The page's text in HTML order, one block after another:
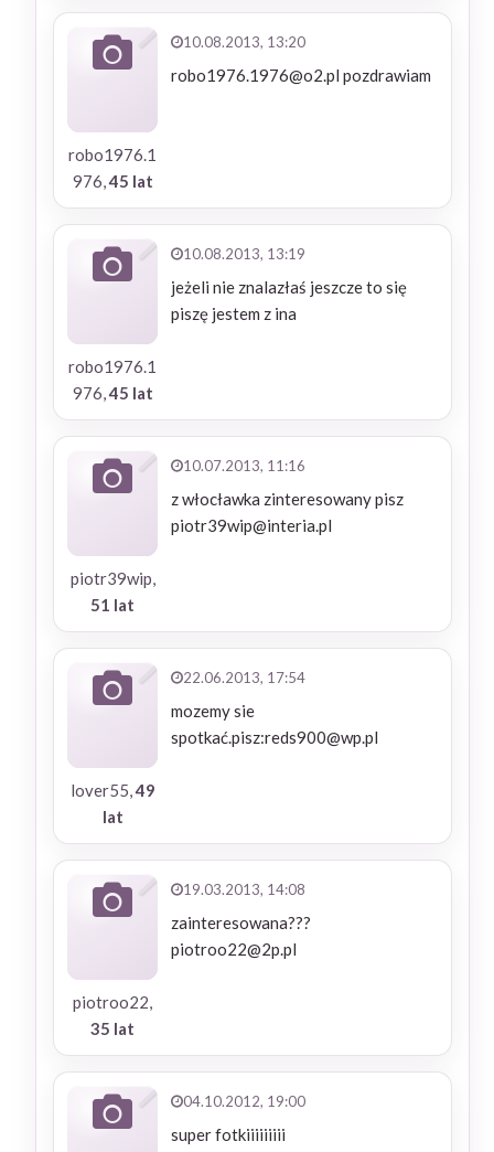
robo1976.1
976,45 lat
10.08.2013, 13:20
robo1976.1976@o2.pl pozdrawiam
robo1976.1
976,45 lat
10.08.2013, 13:19
jeżeli nie znalazłaś jeszcze to się
piszę jestem z ina
piotr39wip,
51 lat
10.07.2013, 11:16
z włocławka zinteresowany pisz
piotr39wip@interia.pl
lover55,49
lat
22.06.2013, 17:54
mozemy sie
spotkać.pisz:reds900@wp.pl
piotroo22,
35 lat
19.03.2013, 14:08
zainteresowana???
piotroo22@2p.pl
04.10.2012, 19:00
super fotkiiiiiiiii